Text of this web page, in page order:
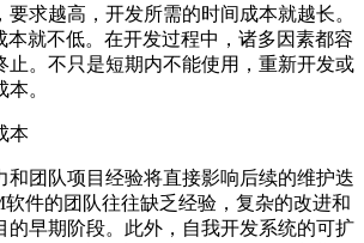
求越高，开发所需的时间成本就越长。
本就不低。在开发过程中，诸多因素都容
止。不只是短期内不能使用，重新开发或
。
本
团队项目经验将直接影响后续的维护迭
软件的团队往往缺乏经验，复杂的改进和
的早期阶段。此外，自我开发系统的可扩